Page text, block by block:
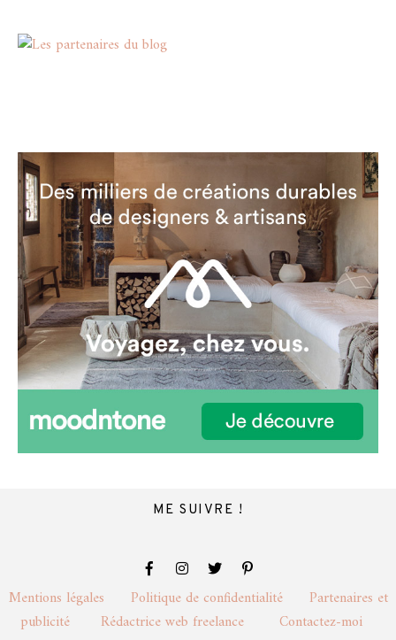
ME SUIVRE !
Mentions légales Politique de confidentialité Partenaires et
publicité Rédactrice web freelance Contactez-moi